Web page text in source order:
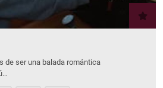
de ser una balada romántica